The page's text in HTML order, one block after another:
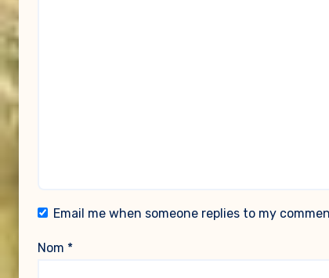
Email me when someone replies to my
Nom *